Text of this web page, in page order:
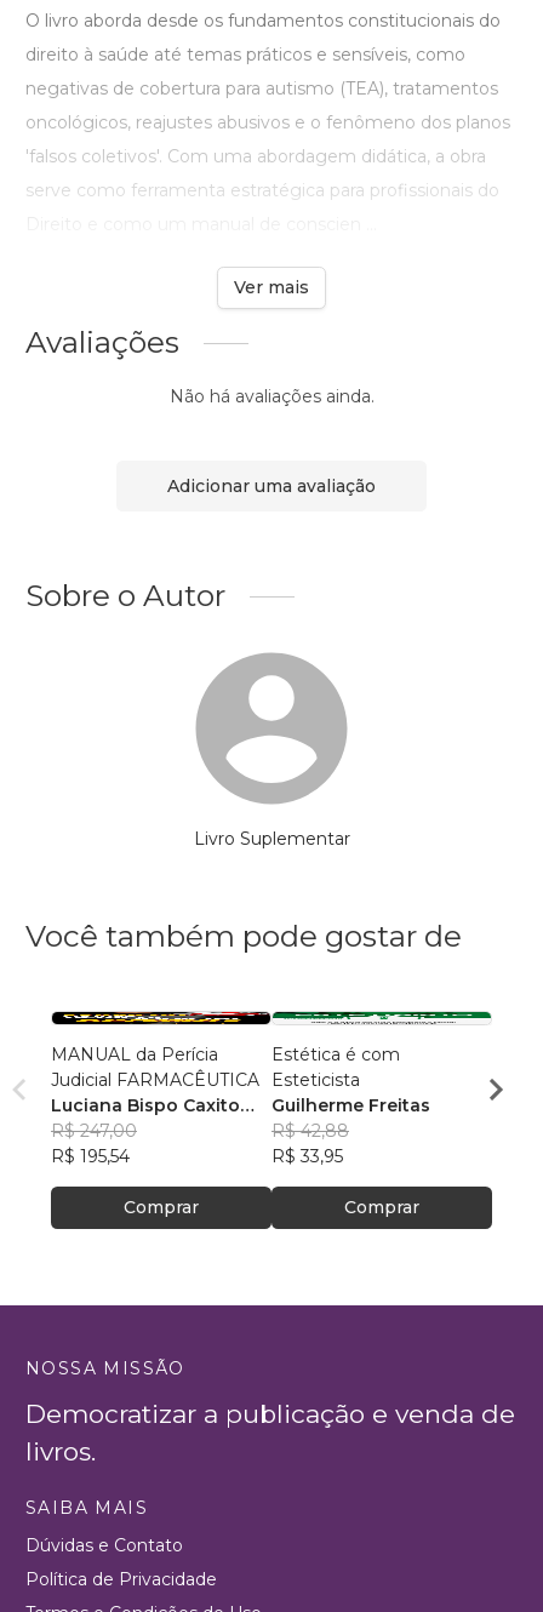
O livro aborda desde os fundamentos constitucionais do
direito à saúde até temas práticos e sensíveis, como
negativas de cobertura para autismo (TEA), tratamentos
oncológicos, reajustes abusivos e o fenômeno dos planos
'falsos coletivos'. Com uma abordagem didática, a obra
serve como ferramenta estratégica para profissionais do
Ver mais
Avaliações
Não há avaliações ainda.
Adicionar uma avaliação
Sobre o Autor
Livro Suplementar
Você também pode gostar de
MANUAL da Perícia
Judicial FARMACÊUTICA
Luciana Bispo Caxito
Lopes Cançado
R$ 247,00
R$ 195,54
Comprar
Estética é com
Esteticista
Guilherme Freitas
R$ 42,88
R$ 33,95
Comprar
no
NOSSA MISSÃO
Democratizar a publicação e venda de
livros.
SAIBA MAIS
Dúvidas e Contato
Política de Privacidade